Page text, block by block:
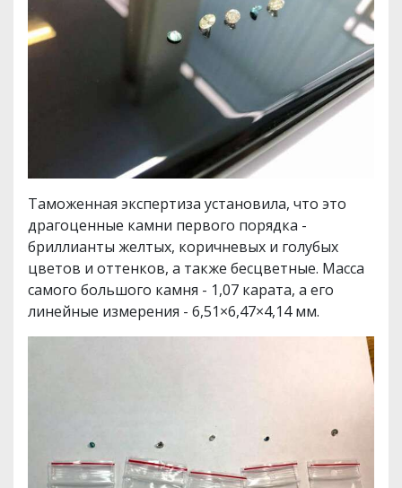
Таможенная экспертиза установила, что это
драгоценные камни первого порядка -
бриллианты желтых, коричневых и голубых
цветов и оттенков, а также бесцветные. Масса
самого большого камня - 1,07 карата, а его
линейные измерения - 6,51×6,47×4,14 мм.